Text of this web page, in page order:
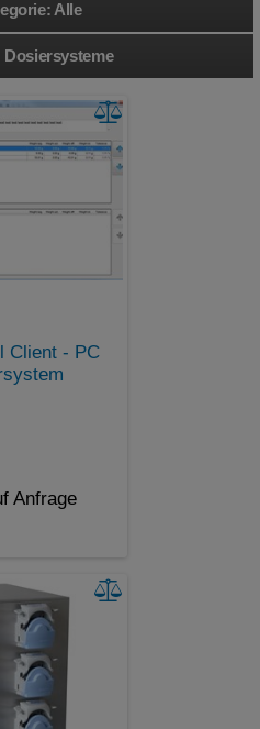
Alle
Dosiersysteme
Client - PC
Anfrage